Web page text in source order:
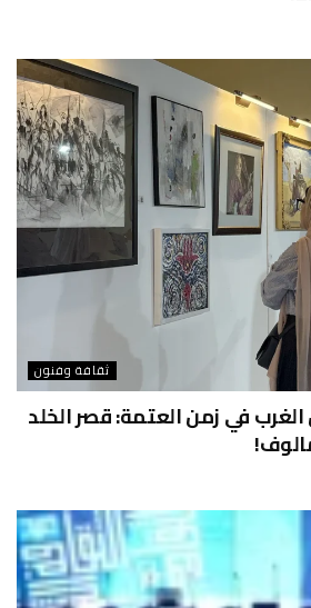
ثقافة وفنون
في زمن العتمة: قصر الخلد